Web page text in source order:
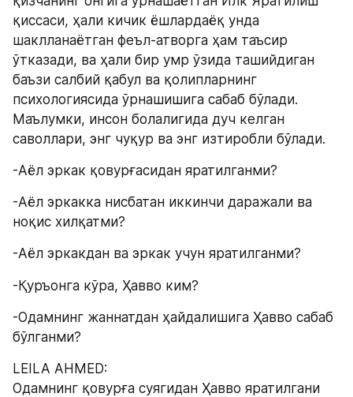
қиссаси, ҳали кичик ёшлардаёқ унда
шаклланаётган феъл-атворга ҳам таъсир
ўтказади, ва ҳали бир умр ўзида ташийдиган
баъзи салбий қабул ва қолипларнинг
психологиясида ўрнашишига сабаб бўлади.
Маълумки, инсон болалигида дуч келган
саволлари, энг чуқур ва энг изтиробли бўлади.
-Aёл эркак қовурғасидан яратилганми?
-Aёл эркакка нисбатан иккинчи даражали ва
ноқис хилқатми?
-Aёл эркакдан ва эркак учун яратилганми?
-Қуръонга кўра, Ҳавво ким?
-Одамнинг жаннатдан ҳайдалишига Ҳавво сабаб
бўлганми?
LEILA AHMED:
Одамнинг қовурға суягидан Ҳавво яратилгани